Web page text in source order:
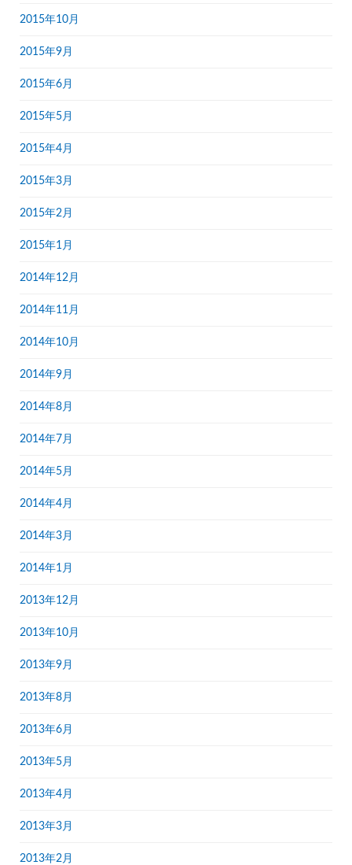
2015年10月
2015年9月
2015年6月
2015年5月
2015年4月
2015年3月
2015年2月
2015年1月
2014年12月
2014年11月
2014年10月
2014年9月
2014年8月
2014年7月
2014年5月
2014年4月
2014年3月
2014年1月
2013年12月
2013年10月
2013年9月
2013年8月
2013年6月
2013年5月
2013年4月
2013年3月
2013年2月